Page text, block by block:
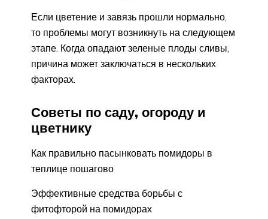
Если цветение и завязь прошли нормально,
то проблемы могут возникнуть на следующем
этапе. Когда опадают зеленые плоды сливы,
причина может заключаться в нескольких
факторах.
Советы по саду, огороду и
цветнику
Как правильно пасынковать помидоры в
теплице пошагово
Эффективные средства борьбы с
фитофторой на помидорах